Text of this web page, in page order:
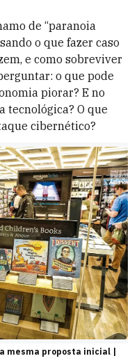
de “paranoia
o que fazer caso
e como sobreviver
o que pode
piorar? E no
tecnológica? O que
cibernético?
mesma proposta inicial |